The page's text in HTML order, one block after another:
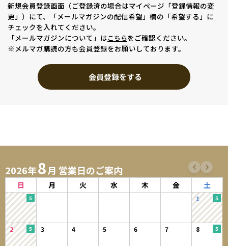
新規会員登録画面（ご登録済の場合はマイページ「登録情報の変
更」）にて、「メールマガジンの配信希望」欄の「希望する」に
チェックを入れてください。
「メールマガジンについて」はこちらをご確認ください。
※メルマガ購読の方も会員登録をお願いしております。
会員登録をする
2026年8月 営業日のご案内
日 月 火 水 木 金 土
1
2 3 4 5 6 7 8